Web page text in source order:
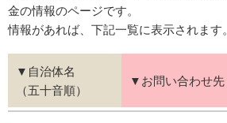
金の情報のページです。
情報があれば、下記一覧に表示されます。
▼自治体名
（五十音順）
▼お問い合わせ先